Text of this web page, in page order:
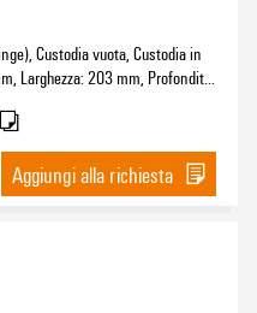
Custodia vuota, Custodia in
Larghezza: 203 mm, Profondità:
Aggiungi alla richiesta